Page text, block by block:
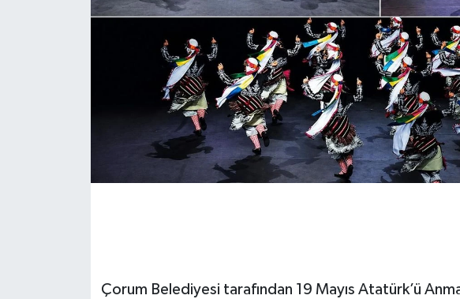
Çorum Belediyesi tarafından 19 Mayıs Atatürk’ü